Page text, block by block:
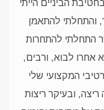
הביניים הייתי
והתחלתי להתאמן
התחלתי להתחרות
אחרו לבוא, ורבים,
המקצועי שלי
ובעיקר ריצות